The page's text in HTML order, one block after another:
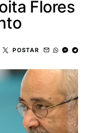
Flores
POSTAR